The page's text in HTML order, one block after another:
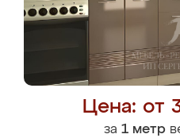
Цена: от
за 1 метр